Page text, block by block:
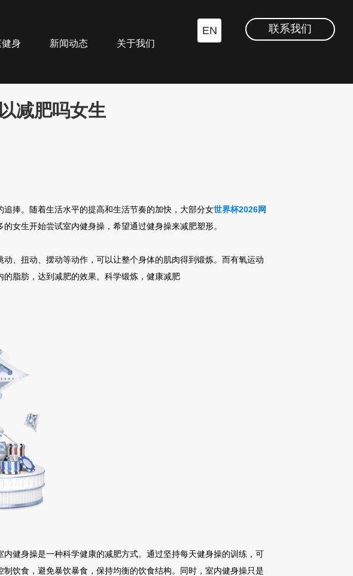
身 新闻动态 关于我们
EN 联系我们
减肥吗女生
捧。随着生活水平的提高和生活节奏的加快，大部分女世界杯2026网
女生开始尝试室内健身操，希望通过健身操来减肥塑形。
、扭动、摆动等动作，可以让整个身体的肌肉得到锻炼。而有氧运动
脂肪，达到减肥的效果。科学锻炼，健康减肥
健身操是一种科学健康的减肥方式。通过坚持每天健身操的训练，可
饮食，避免暴饮暴食，保持均衡的饮食结构。同时，室内健身操只是